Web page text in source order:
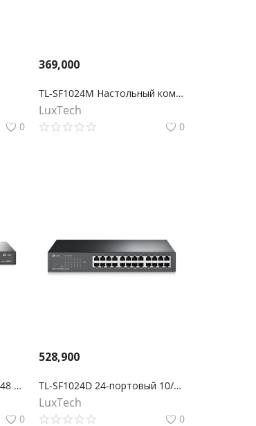
0
369,000
TL-SF1024M Настольный коммутатор с 24 портами 10/100 Мбит/с
LuxTech
0
TL-SG1048 Коммутатор с 48 гигабитными портами для размещения в стойке
0
528,900
TL-SF1024D 24-портовый 10/100 Мбит/с настольный/монтируемый в стойку коммутатор
LuxTech
0